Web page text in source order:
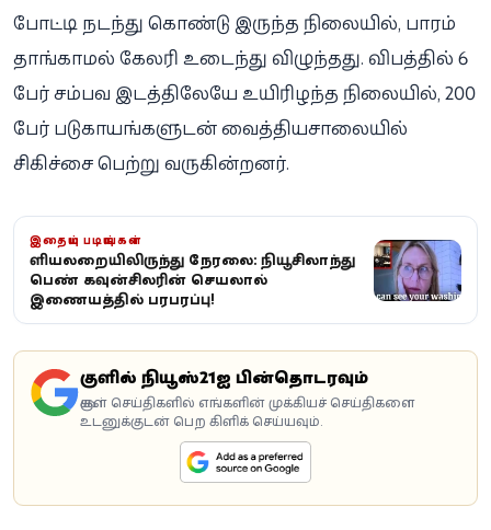
போட்டி நடந்து கொண்டு இருந்த நிலையில், பாரம்
தாங்காமல் கேலரி உடைந்து விழுந்தது. விபத்தில் 6
பேர் சம்பவ இடத்திலேயே உயிரிழந்த நிலையில், 200
பேர் படுகாயங்களுடன் வைத்தியசாலையில்
சிகிச்சை பெற்று வருகின்றனர்.
இதையும் படியுங்கள்
குளியலறையிலிருந்து நேரலை: நியூசிலாந்து
பெண் கவுன்சிலரின் செயலால்
இணையத்தில் பரபரப்பு!
கூகுளில் நியூஸ்21ஐ பின்தொடரவும்
கூகுள் செய்திகளில் எங்களின் முக்கியச் செய்திகளை
உடனுக்குடன் பெற கிளிக் செய்யவும்.